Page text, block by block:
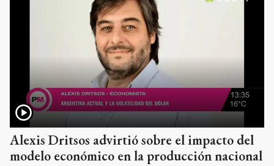
Alexis Dritsos advirtió sobre el impacto del
modelo económico en la producción nacional